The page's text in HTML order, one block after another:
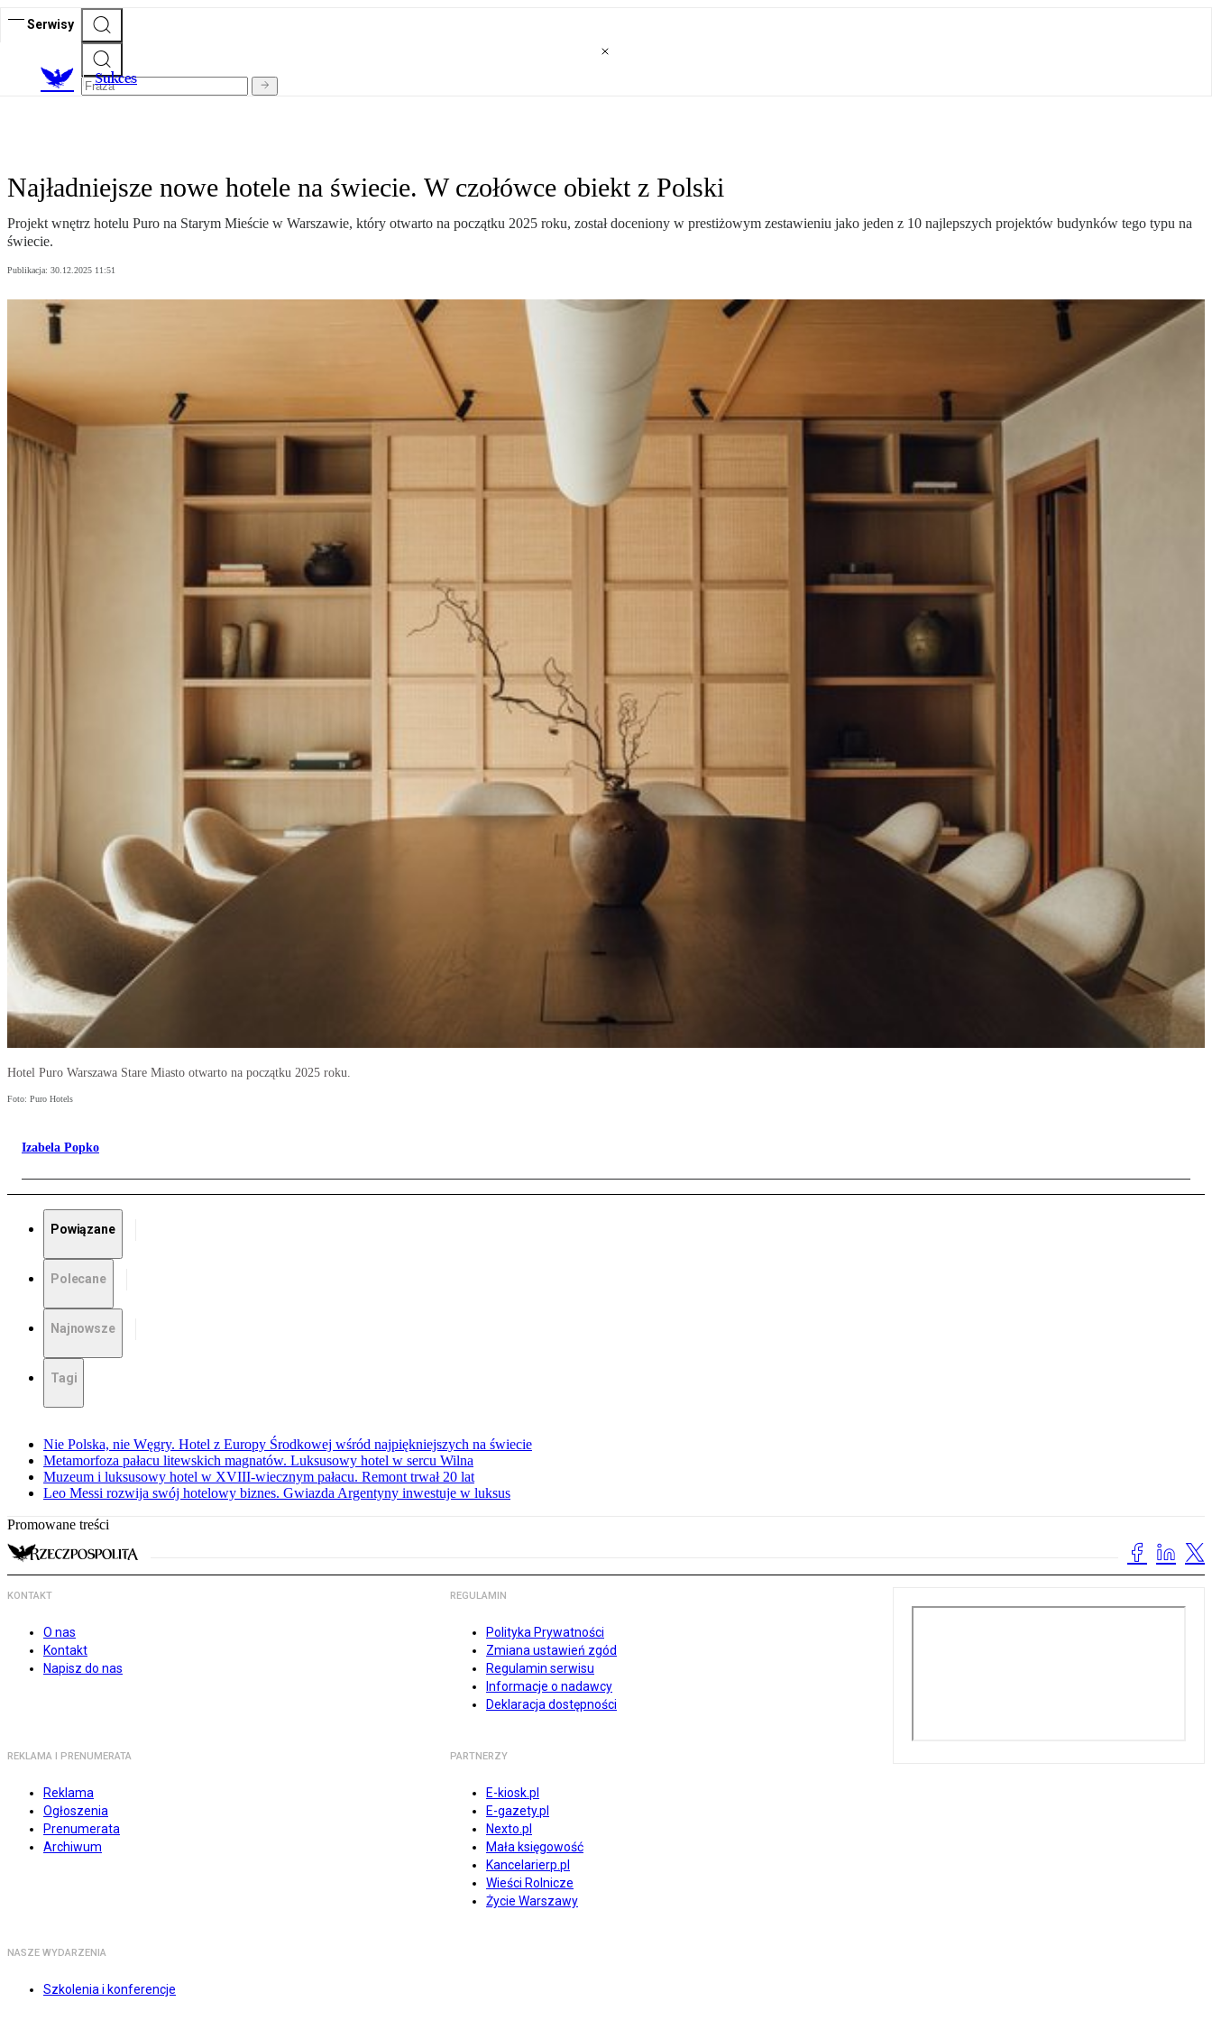
Serwisy
Sukces
Najładniejsze nowe hotele na świecie. W czołówce obiekt z Polski
Projekt wnętrz hotelu Puro na Starym Mieście w Warszawie, który otwarto na początku 2025 roku, został doceniony w prestiżowym zestawieniu jako jeden z 10 najlepszych projektów budynków tego typu na
świecie.
Publikacja: 30.12.2025 11:51
Hotel Puro Warszawa Stare Miasto otwarto na początku 2025 roku.
Foto: Puro Hotels
Izabela Popko
Powiązane
Polecane
Najnowsze
Tagi
Nie Polska, nie Węgry. Hotel z Europy Środkowej wśród najpiękniejszych na świecie
Metamorfoza pałacu litewskich magnatów. Luksusowy hotel w sercu Wilna
Muzeum i luksusowy hotel w XVIII-wiecznym pałacu. Remont trwał 20 lat
Leo Messi rozwija swój hotelowy biznes. Gwiazda Argentyny inwestuje w luksus
Promowane treści
KONTAKT
O nas
Kontakt
Napisz do nas
REGULAMIN
Polityka Prywatności
Zmiana ustawień zgód
Regulamin serwisu
Informacje o nadawcy
Deklaracja dostępności
REKLAMA I PRENUMERATA
Reklama
Ogłoszenia
Prenumerata
Archiwum
PARTNERZY
E-kiosk.pl
E-gazety.pl
Nexto.pl
Mała księgowość
Kancelarierp.pl
Wieści Rolnicze
Życie Warszawy
NASZE WYDARZENIA
Szkolenia i konferencje